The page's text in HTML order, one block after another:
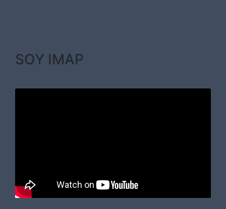
SOY IMAP